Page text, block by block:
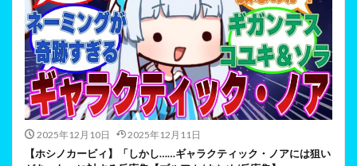
2025年12月10日 2025年12月11日
【ホシノカービィ】「しかし……ギャラクティック・ノアには狙い